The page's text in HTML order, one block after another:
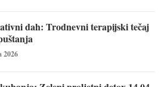
dah: Trodnevni terapijski tečaj
2026